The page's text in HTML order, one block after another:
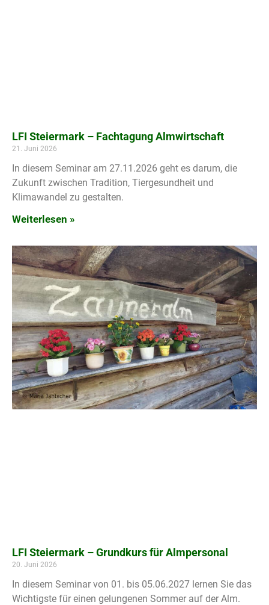
LFI Steiermark – Fachtagung Almwirtschaft
21. Juni 2026
In diesem Seminar am 27.11.2026 geht es darum, die
Zukunft zwischen Tradition, Tiergesundheit und
Klimawandel zu gestalten.
Weiterlesen »
LFI Steiermark – Grundkurs für Almpersonal
20. Juni 2026
In diesem Seminar von 01. bis 05.06.2027 lernen Sie das
Wichtigste für einen gelungenen Sommer auf der Alm.